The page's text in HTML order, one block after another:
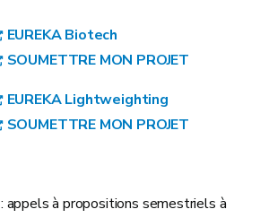
EUREKA Biotech
SOUMETTRE MON PROJET
EUREKA Lightweighting
SOUMETTRE MON PROJET
: appels à propositions semestriels à